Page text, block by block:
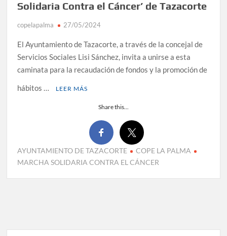
Solidaria Contra el Cáncer’ de Tazacorte
copelapalma 27/05/2024
El Ayuntamiento de Tazacorte, a través de la concejal de
Servicios Sociales Lisi Sánchez, invita a unirse a esta
caminata para la recaudación de fondos y la promoción de
hábitos …
LEER MÁS
Share this...
AYUNTAMIENTO DE TAZACORTE
COPE LA PALMA
MARCHA SOLIDARIA CONTRA EL CÁNCER